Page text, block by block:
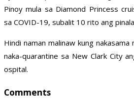
Pinoy mula sa Diamond Princess
sa COVID-19, subalit 10 rito ang
Hindi naman malinaw kung
naka-quarantine sa New Clark City
ospital.
Comments